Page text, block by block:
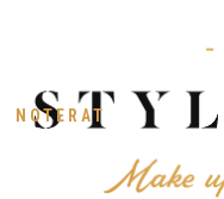
NOTERAT